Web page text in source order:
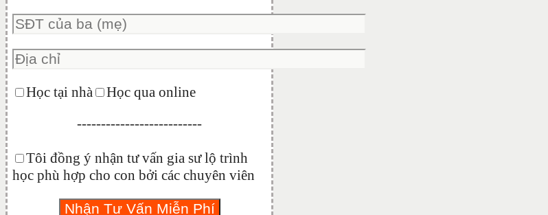
Học tại nhà
Học qua online
--------------------------
Tôi đồng ý nhận tư vấn gia sư lộ trình
học phù hợp cho con bởi các chuyên viên